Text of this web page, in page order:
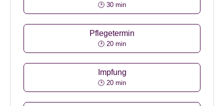
🕑 30 min
Pflegetermin
🕑 20 min
Impfung
🕑 20 min